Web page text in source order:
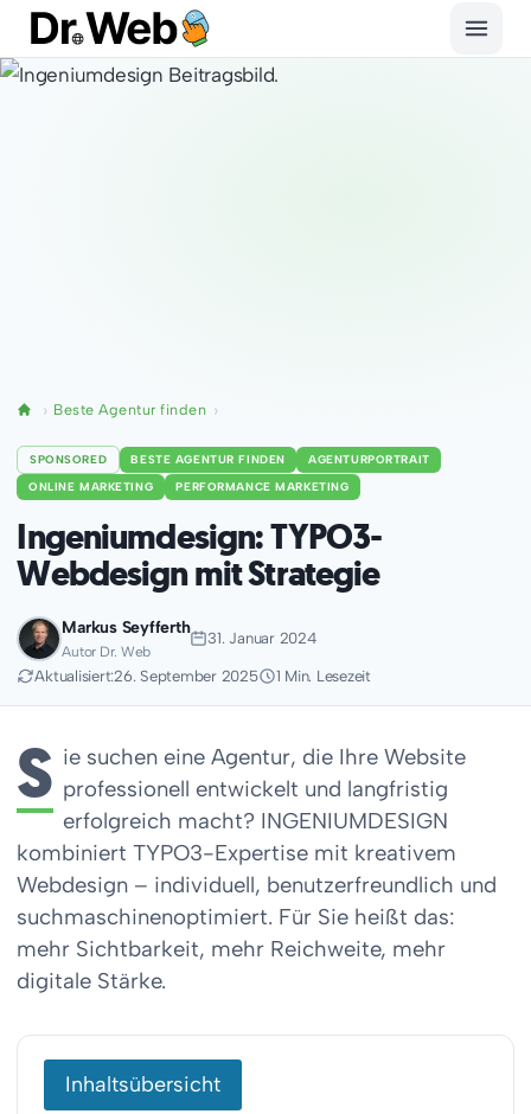
Beste Agentur finden
SPONSORED BESTE AGENTUR FINDEN AGENTURPORTRAIT
ONLINE MARKETING PERFORMANCE MARKETING
Ingeniumdesign: TYPO3-
Webdesign mit Strategie
Markus Seyfferth
Autor Dr. Web
31. Januar 2024
Aktualisiert:26. September 2025 1 Min. Lesezeit
S ie suchen eine Agentur, die Ihre Website
professionell entwickelt und langfristig
erfolgreich macht? INGENIUMDESIGN
kombiniert TYPO3-Expertise mit kreativem
Webdesign – individuell, benutzerfreundlich und
suchmaschinenoptimiert. Für Sie heißt das:
mehr Sichtbarkeit, mehr Reichweite, mehr
digitale Stärke.
Inhaltsübersicht